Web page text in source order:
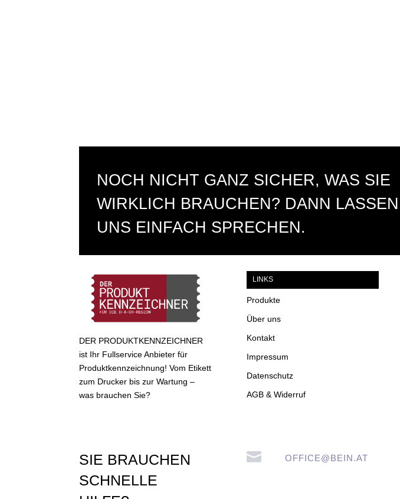
NOCH NICHT GANZ SICHER, WAS SIE
WIRKLICH BRAUCHEN? DANN
UNS EINFACH SPRECHEN.
DER PRODUKTKENNZEICHNER
ist Ihr Fullservice Anbieter für
Produktkennzeichnung! Vom Etikett
zum Drucker bis zur Wartung –
was brauchen Sie?
LINKS
Produkte
Über uns
Kontakt
Impressum
Datenschutz
AGB & Widerruf
SIE BRAUCHEN
SCHNELLE
 OFFICE@BEIN.AT